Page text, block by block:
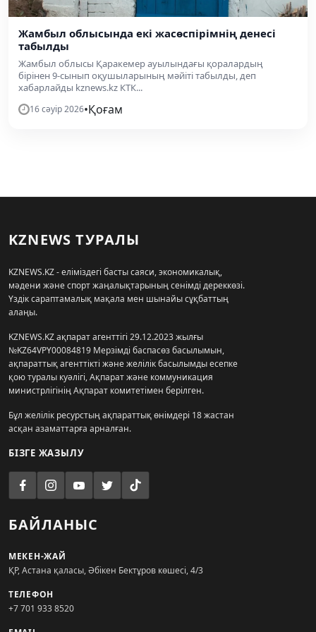
Жамбыл облысында екі жасөспірімнің денесі
табылды
Жамбыл облысы Қаракемер ауылындағы қоралардың
бірінен 9-сынып оқушыларының мәйіті табылды, деп
хабарлайды kznews.kz КТК...
16 сәуір 2026•Қоғам
KZNEWS ТУРАЛЫ
KZNEWS.KZ - еліміздегі басты саяси, экономикалық,
мәдени және спорт жаңалықтарының сенімді дереккөзі.
Үздік сараптамалық мақала мен шынайы сұқбаттың
алаңы.
KZNEWS.KZ ақпарат агенттігі 29.12.2023 жылғы
№KZ64VPY00084819 Мерзімді баспасөз басылымын,
ақпараттық агенттікті және желілік басылымды есепке
қою туралы куәлігі, Ақпарат және коммуникация
министрлігінің Ақпарат комитетімен берілген.
Бұл желілік ресурстың ақпараттық өнімдері 18 жастан
асқан азаматтарға арналған.
БІЗГЕ ЖАЗЫЛУ
БАЙЛАНЫС
МЕКЕН-ЖАЙ
ҚР, Астана қаласы, Әбікен Бектұров көшесі, 4/3
ТЕЛЕФОН
+7 701 933 8520